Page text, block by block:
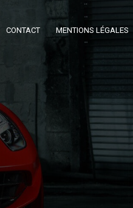
CONTACT MENTIONS LÉGALES